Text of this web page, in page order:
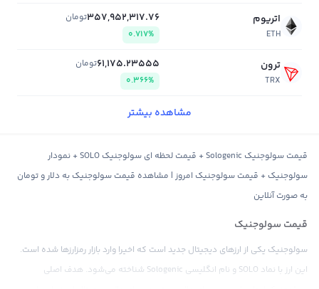
اتریوم
ETH
357,952,317.76تومان
0.717%
ترون
TRX
61,175.23555تومان
0.366%
مشاهده بیشتر
قیمت سولوجنیک Sologenic + قیمت لحظه ای سولوجنیک SOLO + نمودار
سولوجنیک + قیمت سولوجنیک امروز | مشاهده قیمت سولوجنیک به دلار و تومان
به صورت آنلاین
قیمت سولوجنیک
سولوجنیک یکی از ارزهای دیجیتال جدید است که اخیرا وارد بازار رمزارزها شده است.
این ارز با نماد SOLO و نام انگلیسی Sologenic شناخته می‌شود. هدف اصلی